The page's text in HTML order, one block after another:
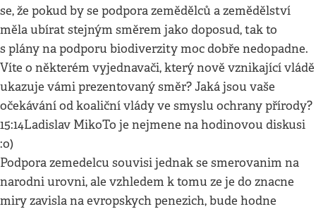
se, že pokud by se podpora zemědělců a zemědělství
měla ubírat stejným směrem jako doposud, tak to
s plány na podporu biodiverzity moc dobře nedopadne.
Víte o některém vyjednavači, který nově vznikající vládě
ukazuje vámi prezentovaný směr? Jaká jsou vaše
očekávání od koaliční vlády ve smyslu ochrany přírody?
15:14Ladislav MikoTo je nejmene na hodinovou diskusi
:o)
Podpora zemedelcu souvisi jednak se smerovanim na
narodni urovni, ale vzhledem k tomu ze je do znacne
miry zavisla na evropskych penezich, bude hodne